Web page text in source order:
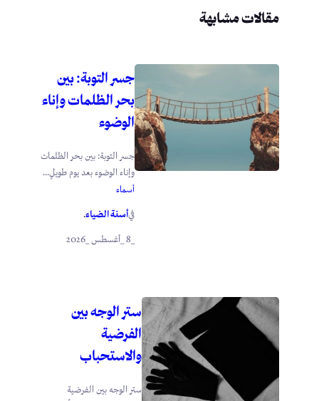
مقالات مشابهة
جسر التوبة: بين
بحر الظلمات وإناء
الوضوء
جسر التوبة: بين بحر الظلمات
وإناء الوضوء بعد يوم طويلٍ...
أسماء
فيأسنة الضياء.
ستر الوجه بين
الفرضية
والاستحباب
ستر الوجه بين الفرضية